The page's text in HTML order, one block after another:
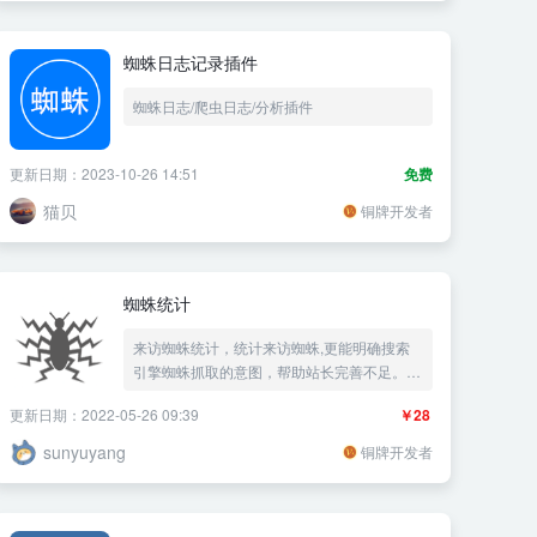
蜘蛛日志记录插件
蜘蛛日志/爬虫日志/分析插件
免费
更新日期：2023-10-26 14:51
猫贝 铜牌开发者
蜘蛛统计
来访蜘蛛统计，统计来访蜘蛛,更能明确搜索
引擎蜘蛛抓取的意图，帮助站长完善不足。代
￥28
更新日期：2022-05-26 09:39
sunyuyang 铜牌开发者